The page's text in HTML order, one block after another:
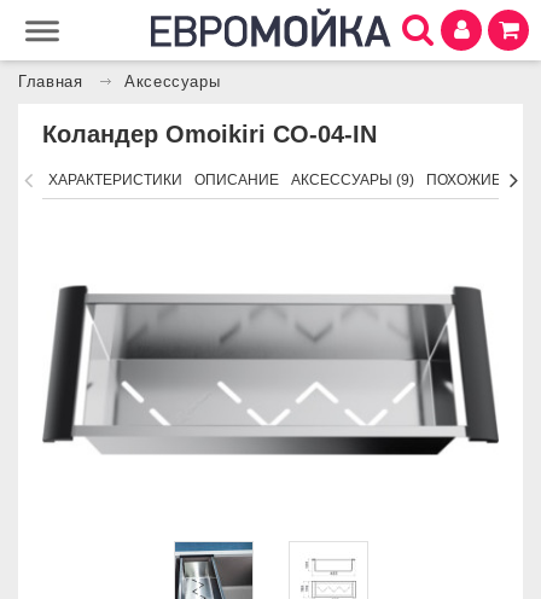
Главная Аксессуары
Коландер Omoikiri CO-04-IN
ХАРАКТЕРИСТИКИ ОПИСАНИЕ АКСЕССУАРЫ (9) ПОХОЖИЕ